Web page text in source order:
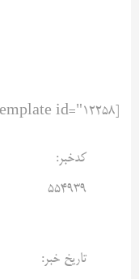
کدخبر:
۵۵۴۹۳۹
تاریخ خبر: